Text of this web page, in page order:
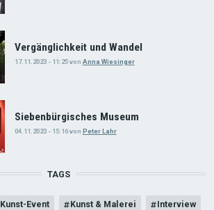
Vergänglichkeit und Wandel
17.11.2023 - 11:25 von Anna Wiesinger
Siebenbürgisches Museum
04.11.2023 - 15:16 von Peter Lahr
TAGS
Kunst-Event Kunst & Malerei Interview